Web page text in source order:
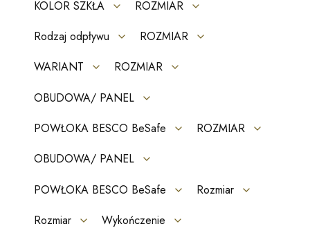
KOLOR SZKŁA
ROZMIAR
Rodzaj odpływu
ROZMIAR
WARIANT
ROZMIAR
OBUDOWA/ PANEL
POWŁOKA BESCO BeSafe
ROZMIAR
OBUDOWA/ PANEL
POWŁOKA BESCO BeSafe
Rozmiar
Rozmiar
Wykończenie